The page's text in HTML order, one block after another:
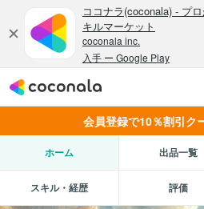
会員登録で10％割引ク
ホーム 出品一覧
スキル・経歴 評価